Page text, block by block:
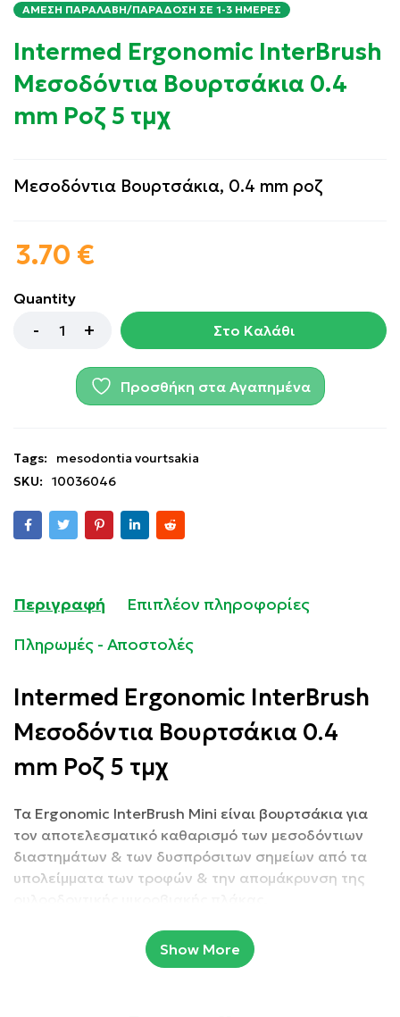
ΆΜΕΣΗ ΠΑΡΑΛΑΒΉ/ΠΑΡΆΔΟΣΗ ΣΕ 1-3 ΗΜΈΡΕΣ
Intermed Ergonomic InterBrush
Μεσοδόντια Βουρτσάκια 0.4
mm Ροζ 5 τμχ
Μεσοδόντια Βουρτσάκια, 0.4 mm ροζ
3.70 €
Quantity
Στο Καλάθι
Προσθήκη στα Αγαπημένα
Tags:
mesodontia vourtsakia
SKU:
10036046
Περιγραφή
Επιπλέον πληροφορίες
Πληρωμές - Αποστολές
Intermed Ergonomic InterBrush
Μεσοδόντια Βουρτσάκια 0.4
mm Ροζ 5 τμχ
Τα Ergonomic InterBrush Mini είναι βουρτσάκια για
τον αποτελεσματικό καθαρισμό των μεσοδόντιων
διαστημάτων & των δυσπρόσιτων σημείων από τα
υπολείμματα των τροφών & την απομάκρυνση της
στα δυσπρόσιτα μεσοδόντια διαστήματα.
Show More